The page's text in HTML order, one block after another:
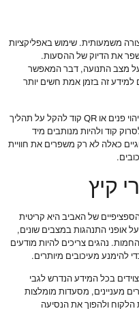
משמעותית. שימוש באפליקציות
את הדיוק של ההסעות.
על מצב התנועה, דבר המאפשר
למידע זה בזמן אמת חשים יותר
בנוסף, קיימת אפשרות לשימוש בטכנולוגיות זיהוי פנים או QR קוד להקל על תהליך
קוד ולהיות מנותבים מיד
כאלה לא רק משפרים את חוויית
קיץ
של האביב היא קריטית
אופני התנהגות במצבים שונים,
נהגים צריכים להיות מודעים
להימנע מעיכובים מיותרים.
בכל המידע הנדרש לגבי
מעניינים, מסעדות מומלצות
הלקוח ולהפוך את הנסיעה